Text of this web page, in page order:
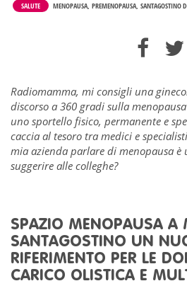
SALUTE MENOPAUSA PREMENOPAUSA SANTAGOSTINO
Radiomamma, mi consigli una
discorso a 360 gradi sulla
uno sportello fisico, permanente e
caccia al tesoro tra medici e
mia azienda parlare di menopausa è
suggerire alle colleghe?
SPAZIO MENOPAUSA A
SANTAGOSTINO UN
RIFERIMENTO PER LE
CARICO OLISTICA E